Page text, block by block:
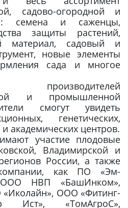
садово-огородной и
семена и саженцы,
защиты растений,
материал, садовый и
новые элементы
сада и многое
и промышленной
смогут увидеть
генетических,
академических центров.
участие плодовые
Владимирской и
России, а также
как ПО «Эм-
ООО НВП «БашИнком»,
ООО «Фитинг-
Ист», «ТомАгроС»,